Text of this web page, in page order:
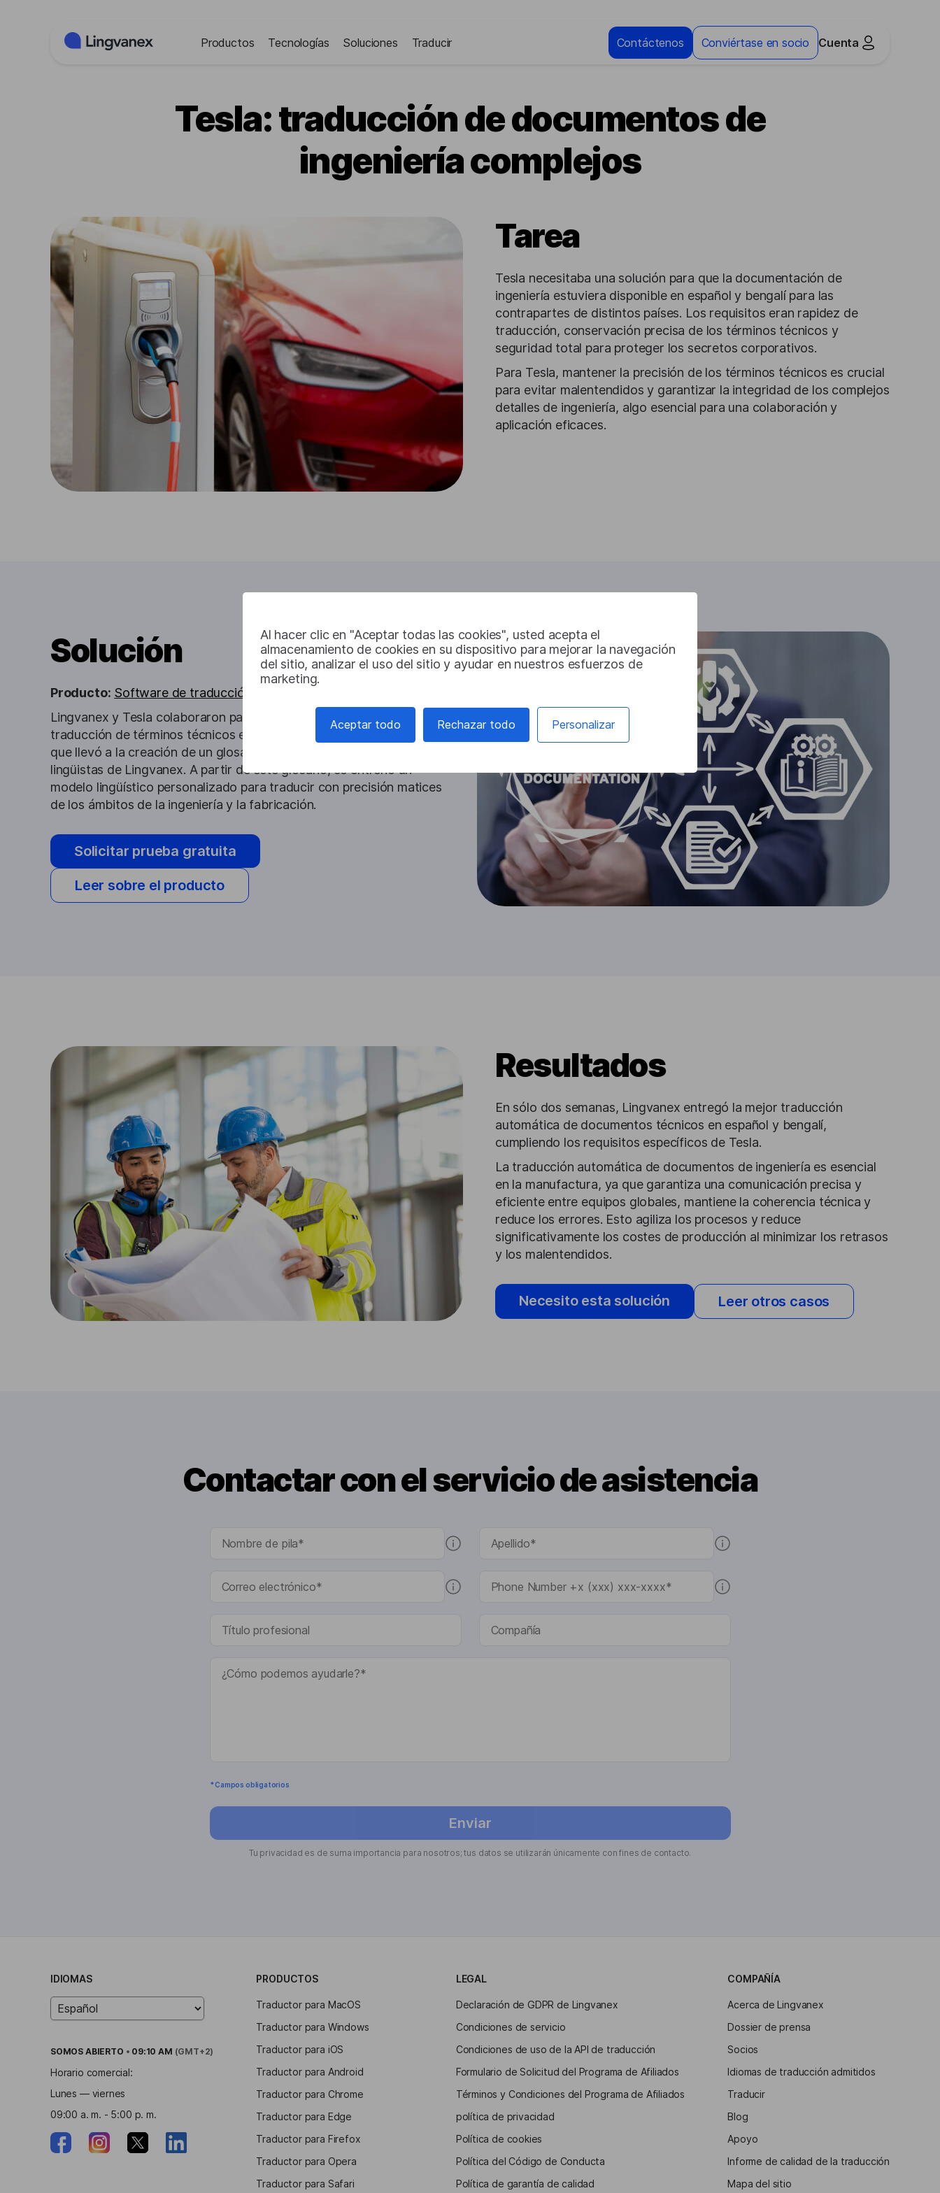
Al hacer clic en "Aceptar todas las cookies", usted acepta el
almacenamiento de cookies en su dispositivo para mejorar la navegación
del sitio, analizar el uso del sitio y ayudar en nuestros esfuerzos de
marketing.
Aceptar todo Rechazar todo Personalizar
Productos Tecnologías Soluciones Traducir Contáctenos Conviértase en socio Cuenta
Tesla: traducción de documentos de
ingeniería complejos
Tarea
Tesla necesitaba una solución para que la documentación de
ingeniería estuviera disponible en español y bengalí para las
contrapartes de distintos países. Los requisitos eran rapidez de
traducción, conservación precisa de los términos técnicos y
seguridad total para proteger los secretos corporativos.
Para Tesla, mantener la precisión de los términos técnicos es crucial
para evitar malentendidos y garantizar la integridad de los complejos
detalles de ingeniería, algo esencial para una colaboración y
aplicación eficaces.
Solución
Producto: Software de traducción automática local
Lingvanex y Tesla colaboraron para definir los requisitos de
traducción de términos técnicos específicos en los documentos, lo
que llevó a la creación de un glosario especial por parte de los
lingüistas de Lingvanex. A partir de este glosario, se entrenó un
modelo lingüístico personalizado para traducir con precisión matices
de los ámbitos de la ingeniería y la fabricación.
Solicitar prueba gratuita
Leer sobre el producto
Resultados
En sólo dos semanas, Lingvanex entregó la mejor traducción
automática de documentos técnicos en español y bengalí,
cumpliendo los requisitos específicos de Tesla.
La traducción automática de documentos de ingeniería es esencial
en la manufactura, ya que garantiza una comunicación precisa y
eficiente entre equipos globales, mantiene la coherencia técnica y
reduce los errores. Esto agiliza los procesos y reduce
significativamente los costes de producción al minimizar los retrasos
y los malentendidos.
Necesito esta solución Leer otros casos
Contactar con el servicio de asistencia
* Campos obligatorios
Enviar
Tu privacidad es de suma importancia para nosotros; tus datos se utilizarán únicamente con fines de contacto.
IDIOMAS
SOMOS ABIERTO • 09:10 AM (GMT+2)
Horario comercial:
Lunes — viernes
09:00 a. m. - 5:00 p. m.
PRODUCTOS
Traductor para MacOS
Traductor para Windows
Traductor para iOS
Traductor para Android
Traductor para Chrome
Traductor para Edge
Traductor para Firefox
Traductor para Opera
Traductor para Safari
LEGAL
Declaración de GDPR de Lingvanex
Condiciones de servicio
Condiciones de uso de la API de traducción
Formulario de Solicitud del Programa de Afiliados
Términos y Condiciones del Programa de Afiliados
política de privacidad
Política de cookies
Política del Código de Conducta
Política de garantía de calidad
COMPAÑÍA
Acerca de Lingvanex
Dossier de prensa
Socios
Idiomas de traducción admitidos
Traducir
Blog
Apoyo
Informe de calidad de la traducción
Mapa del sitio